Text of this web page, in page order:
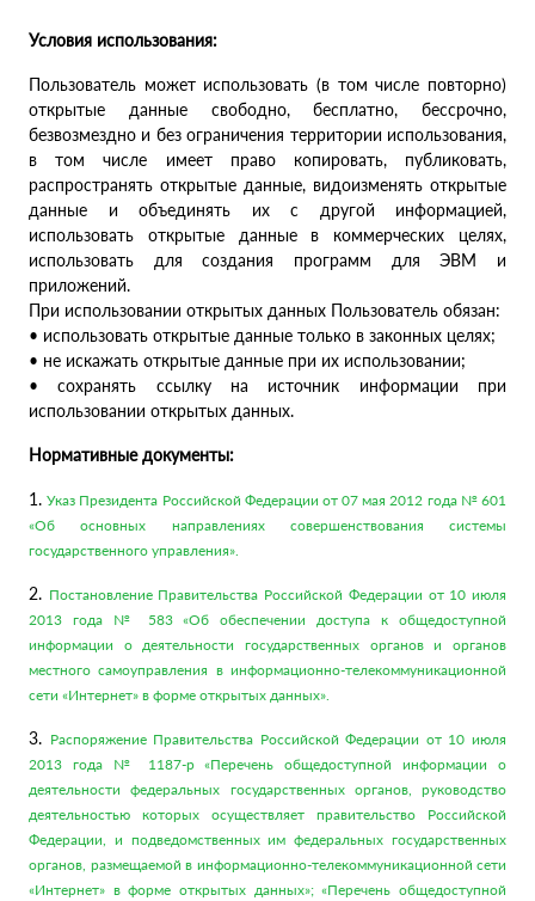
Условия использования:
Пользователь может использовать (в том числе повторно)
открытые данные свободно, бесплатно, бессрочно,
безвозмездно и без ограничения территории использования,
в том числе имеет право копировать, публиковать,
распространять открытые данные, видоизменять открытые
данные и объединять их с другой информацией,
использовать открытые данные в коммерческих целях,
использовать для создания программ для ЭВМ и
приложений.
При использовании открытых данных Пользователь обязан:
• использовать открытые данные только в законных целях;
• не искажать открытые данные при их использовании;
• сохранять ссылку на источник информации при
использовании открытых данных.
Нормативные документы:
1.Указ Президента Российской Федерации от 07 мая 2012 года № 601
«Об основных направлениях совершенствования системы
государственного управления».
2. Постановление Правительства Российской Федерации от 10 июля
2013 года № 583 «Об обеспечении доступа к общедоступной
информации о деятельности государственных органов и органов
местного самоуправления в информационно-телекоммуникационной
сети «Интернет» в форме открытых данных».
3. Распоряжение Правительства Российской Федерации от 10 июля
2013 года № 1187-р «Перечень общедоступной информации о
деятельности федеральных государственных органов, руководство
деятельностью которых осуществляет правительство Российской
Федерации, и подведомственных им федеральных государственных
органов, размещаемой в информационно-телекоммуникационной сети
«Интернет» в форме открытых данных»; «Перечень общедоступной